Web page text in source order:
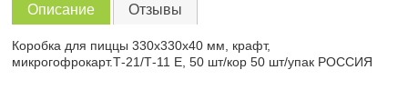
Описание Отзывы
Коробка для пиццы 330х330х40 мм, крафт,
микрогофрокарт.Т-21/Т-11 Е, 50 шт/кор 50 шт/упак РОССИЯ